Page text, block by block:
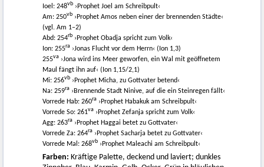
Ioel: 248vb ›Prophet Joel am Schreibpult‹
Am: 250vb ›Prophet Amos neben einer der brennenden Städte‹
(vgl. Am 1–2)
Abd: 254rb ›Prophet Obadja spricht zum Volk‹
Ion: 255ra ›Jonas Flucht vor dem Herrn‹ (Ion 1,3)
255va ›Jona wird ins Meer geworfen, ein Wal mit geöffnetem
Maul fängt ihn auf‹ (Ion 1,15/2,1)
Mi: 256vb ›Prophet Micha, zu Gottvater betend‹
Na: 259ra ›Brennende Stadt Ninive, auf die ein Steinregen fällt‹
Vorrede Hab: 260ra ›Prophet Habakuk am Schreibpult‹
Vorrede So: 261va ›Prophet Zefanja spricht zum Volk‹
Agg: 263ra ›Prophet Haggai betet zu Gottvater‹
Vorrede Za: 264ra ›Prophet Sacharja betet zu Gottvater‹
Vorrede Mal: 268vb ›Prophet Maleachi am Schreibpult‹
Farben: Kräftige Palette, deckend und laviert; dunkles